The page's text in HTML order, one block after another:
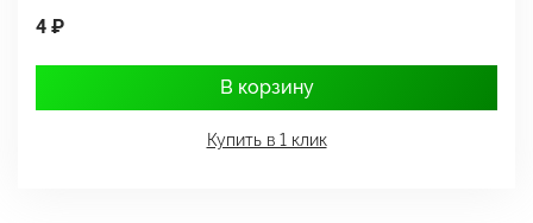
4 ₽
В корзину
Купить в 1 клик